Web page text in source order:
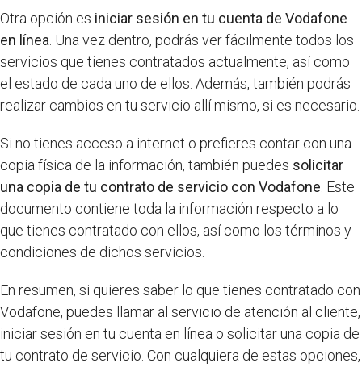
Otra opción es iniciar sesión en tu cuenta de Vodafone
en línea . Una vez dentro, podrás ver fácilmente todos los
servicios que tienes contratados actualmente, así como
el estado de cada uno de ellos. Además, también podrás
realizar cambios en tu servicio allí mismo, si es necesario.
Si no tienes acceso a internet o prefieres contar con una
copia física de la información, también puedes solicitar
una copia de tu contrato de servicio con Vodafone . Este
documento contiene toda la información respecto a lo
que tienes contratado con ellos, así como los términos y
condiciones de dichos servicios.
En resumen, si quieres saber lo que tienes contratado con
Vodafone, puedes llamar al servicio de atención al cliente,
iniciar sesión en tu cuenta en línea o solicitar una copia de
tu contrato de servicio. Con cualquiera de estas opciones,